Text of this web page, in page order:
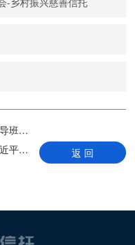
生活会
总结会议 返 回